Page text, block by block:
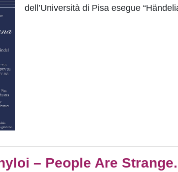
dell’Università di Pisa esegue
– People Are